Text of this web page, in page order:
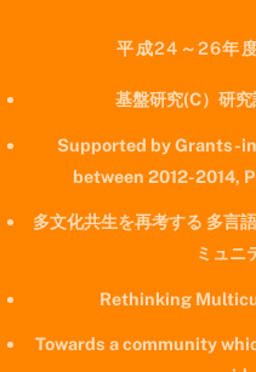
平成24～26年
基盤研究(C）研
Supported by Grants-
between 2012-2014,
多文化共生を再考する 多言
ミュニ
Rethinking
Towards a community